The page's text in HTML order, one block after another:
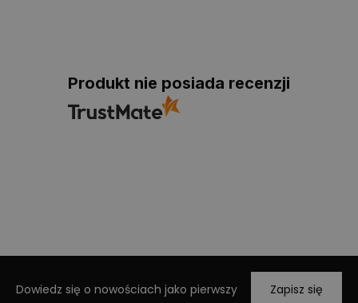
Produkt nie posiada recenzji
Dowiedz się o nowościach jako pierwszy Zapisz się